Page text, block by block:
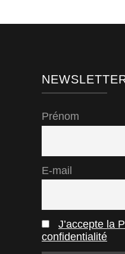
Prénom
E-mail
J’accepte la
confidentialité